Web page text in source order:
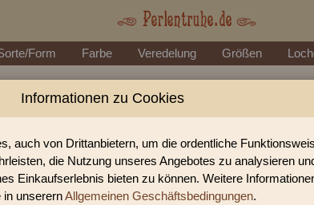
Form Farbe Veredelung Größen
Perlen Shop für gedrückte Perlen
Perlen Shop finden sie zahlreich gedrückte Perlen
Sie befinden sich in folgender
Informationen zu Cookies
auch von Drittanbietern, um die ordentliche
die Nutzung unseres Angebotes zu analysieren
Einkaufserlebnis bieten zu können. Weitere
in unserernAllgemeinen Geschäftsbedingungen.